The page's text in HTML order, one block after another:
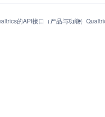
的API接口（产品与功能）